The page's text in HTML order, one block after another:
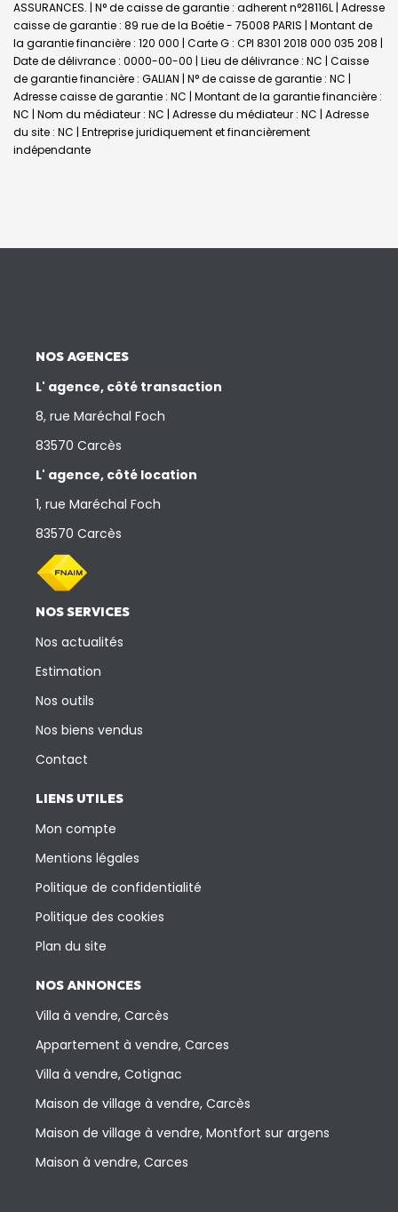
ASSURANCES. | N° de caisse de garantie : adherent n°28116L | Adresse
caisse de garantie : 89 rue de la Boétie - 75008 PARIS | Montant de
la garantie financière : 120 000 | Carte G : CPI 8301 2018 000 035 208 |
Date de délivrance : 0000-00-00 | Lieu de délivrance : NC | Caisse
de garantie financière : GALIAN | N° de caisse de garantie : NC |
Adresse caisse de garantie : NC | Montant de la garantie financière :
NC | Nom du médiateur : NC | Adresse du médiateur : NC | Adresse
du site : NC | Entreprise juridiquement et financièrement
indépendante
NOS AGENCES
L' agence, côté transaction
8, rue Maréchal Foch
83570 Carcès
L' agence, côté location
1, rue Maréchal Foch
83570 Carcès
NOS SERVICES
Nos actualités
Estimation
Nos outils
Nos biens vendus
Contact
LIENS UTILES
Mon compte
Mentions légales
Politique de confidentialité
Politique des cookies
Plan du site
NOS ANNONCES
Villa à vendre, Carcès
Appartement à vendre, Carces
Villa à vendre, Cotignac
Maison de village à vendre, Carcès
Maison de village à vendre, Montfort sur argens
Maison à vendre, Carces